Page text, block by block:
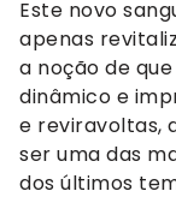
Este novo
apenas
a noção de
dinâmico e
e reviravoltas,
ser uma das
dos últimos